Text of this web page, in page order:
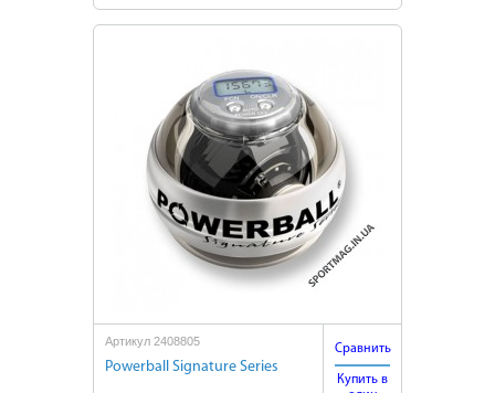
Артикул 2408805
Powerball Signature Series
Сравнить
Купить в